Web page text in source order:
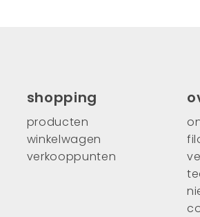
shopping
producten
winkelwagen
verkooppunten